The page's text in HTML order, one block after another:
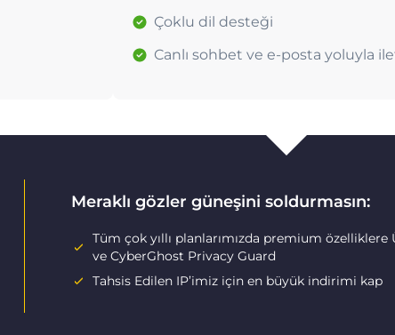
Çoklu dil desteği
Canlı sohbet ve e-posta yoluyla
Meraklı gözler güneşini soldurmasın:
Tüm çok yıllı planlarımızda premium
ve CyberGhost Privacy Guard
Tahsis Edilen IP’imiz için en büyük indirimi kap